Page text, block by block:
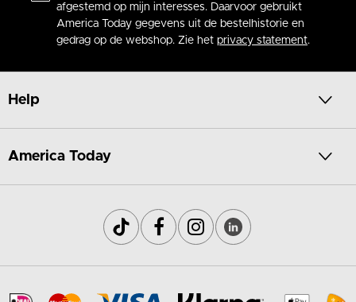
afgestemd op mijn interesses. Daarvoor gebruikt
America Today gegevens uit de bestelhistorie en
gedrag op de webshop. Zie het privacy statement.
Help
America Today